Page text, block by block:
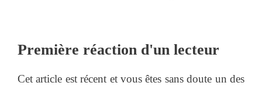
Première réaction d'un lecteur
Cet article est récent et vous êtes sans doute un des